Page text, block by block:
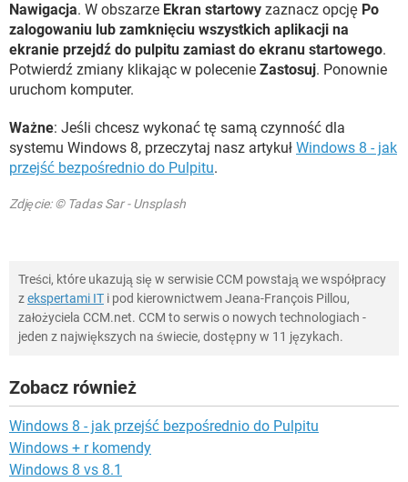
Nawigacja. W obszarze Ekran startowy zaznacz opcję Po
zalogowaniu lub zamknięciu wszystkich aplikacji na
ekranie przejdź do pulpitu zamiast do ekranu startowego.
Potwierdź zmiany klikając w polecenie Zastosuj. Ponownie
uruchom komputer.
Ważne: Jeśli chcesz wykonać tę samą czynność dla
systemu Windows 8, przeczytaj nasz artykuł Windows 8 - jak
przejść bezpośrednio do Pulpitu.
Zdjęcie: © Tadas Sar - Unsplash
Treści, które ukazują się w serwisie CCM powstają we współpracy
zekspertami IT i pod kierownictwem Jeana-François Pillou,
założyciela CCM.net. CCM to serwis o nowych technologiach -
jeden z największych na świecie, dostępny w 11 językach.
Zobacz również
Windows 8 - jak przejść bezpośrednio do Pulpitu
Windows + r komendy
Windows 8 vs 8.1